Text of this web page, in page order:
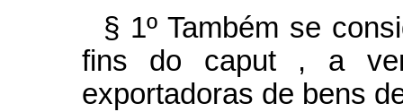
§ 1º Também se
fins do caput , a
exportadoras de bens